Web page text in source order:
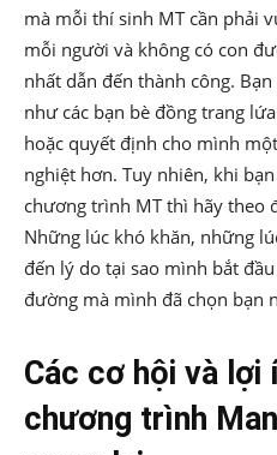
mà mỗi thí sinh MT cần phải
mỗi người và không có con
nhất dẫn đến thành công.
như các bạn bè đồng trang
hoặc quyết định cho mình
nghiệt hơn. Tuy nhiên, khi
chương trình MT thì hãy theo
Những lúc khó khăn, những
đến lý do tại sao mình bắt
đường mà mình đã chọn bạn
Các cơ hội và lợi
chương trình